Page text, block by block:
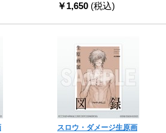
￥1,650 (税込)
スロウ・ダメージ生原画